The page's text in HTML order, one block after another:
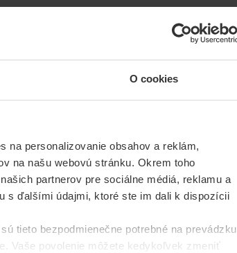
O cookies
na personalizovanie obsahov a reklám,
na našu webovú stránku. Okrem toho
partnerov pre sociálne médiá, reklamu a
s ďalšími údajmi, ktoré ste im dali k dispozícii
tieto bezpodmienečne potrebné na prevádzku
Vaše povolenie môžete kedykoľvek zmeniť